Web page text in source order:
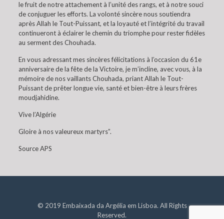
le fruit de notre attachement à l’unité des rangs, et à notre souci
de conjuguer les efforts. La volonté sincère nous soutiendra
après Allah le Tout-Puissant, et la loyauté et l’intégrité du travail
continueront à éclairer le chemin du triomphe pour rester fidèles
au serment des Chouhada.
En vous adressant mes sincères félicitations à l’occasion du 61e
anniversaire de la fête de la Victoire, je m’incline, avec vous, à la
mémoire de nos vaillants Chouhada, priant Allah le Tout-
Puissant de prêter longue vie, santé et bien-être à leurs frères
moudjahidine.
Vive l’Algérie
Gloire à nos valeureux martyrs”.
Source APS
© 2019 Embaixada da Argélia em Lisboa. All Rights
Reserved.